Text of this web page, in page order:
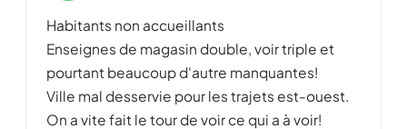
Habitants non accueillants
Enseignes de magasin double, voir triple et
pourtant beaucoup d'autre manquantes!
Ville mal desservie pour les trajets est-ouest.
On a vite fait le tour de voir ce qui a à voir!